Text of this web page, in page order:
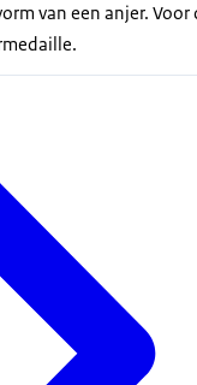
van een anjer. Voor